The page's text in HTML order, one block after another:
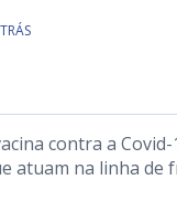
contra a
atuam na linha de